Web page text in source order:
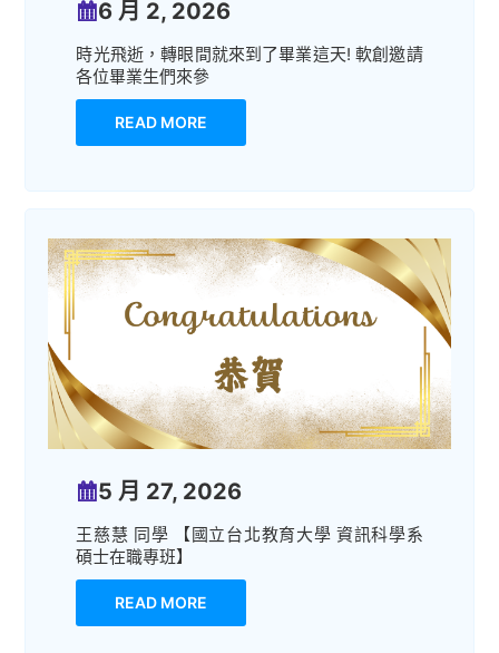
6 月 2, 2026
時光飛逝，轉眼間就來到了畢業這天! 軟創邀請
各位畢業生們來參
READ MORE
5 月 27, 2026
王慈慧 同學 【國立台北教育大學 資訊科學系
碩士在職專班】
READ MORE